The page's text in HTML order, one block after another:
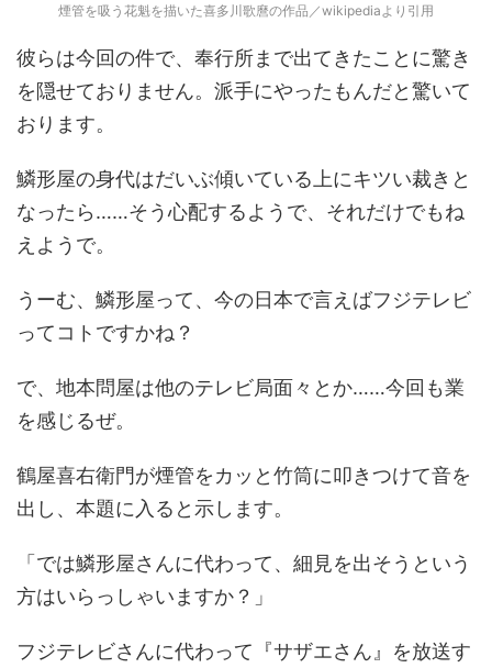
煙管を吸う花魁を描いた喜多川歌麿の作品／wikipediaより引用
彼らは今回の件で、奉行所まで出てきたことに驚き
を隠せておりません。派手にやったもんだと驚いて
おります。
鱗形屋の身代はだいぶ傾いている上にキツい裁きと
なったら……そう心配するようで、それだけでもね
えようで。
うーむ、鱗形屋って、今の日本で言えばフジテレビ
ってコトですかね？
で、地本問屋は他のテレビ局面々とか……今回も業
を感じるぜ。
鶴屋喜右衛門が煙管をカッと竹筒に叩きつけて音を
出し、本題に入ると示します。
「では鱗形屋さんに代わって、細見を出そうという
方はいらっしゃいますか？」
フジテレビさんに代わって『サザエさん』を放送す